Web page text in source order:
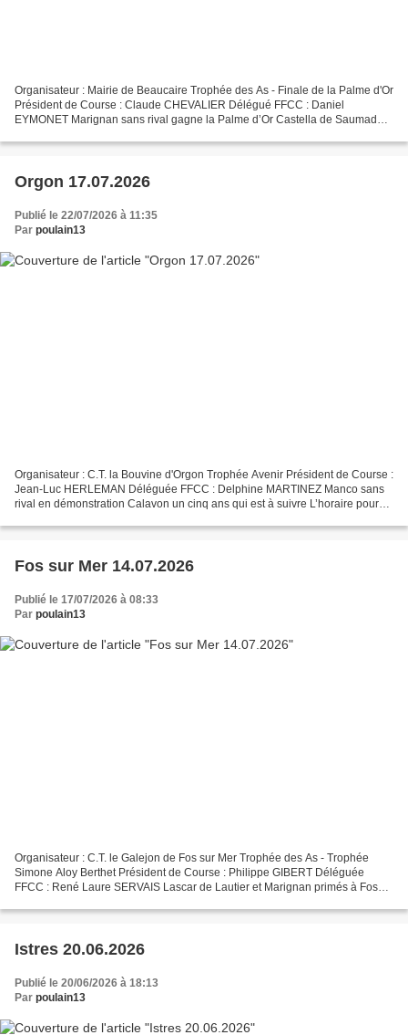
Organisateur : Mairie de Beaucaire Trophée des As - Finale de la Palme d'Or
Président de Course : Claude CHEVALIER Délégué FFCC : Daniel
EYMONET Marignan sans rival gagne la Palme d’Or Castella de Saumade
Orgon 17.07.2026
Publié le 22/07/2026 à 11:35
Par poulain13
Organisateur : C.T. la Bouvine d'Orgon Trophée Avenir Président de Course :
Jean-Luc HERLEMAN Déléguée FFCC : Delphine MARTINEZ Manco sans
rival en démonstration Calavon un cinq ans qui est à suivre L’horaire pour
Fos sur Mer 14.07.2026
Publié le 17/07/2026 à 08:33
Par poulain13
Organisateur : C.T. le Galejon de Fos sur Mer Trophée des As - Trophée
Simone Aloy Berthet Président de Course : Philippe GIBERT Déléguée
FFCC : René Laure SERVAIS Lascar de Lautier et Marignan primés à Fos
Istres 20.06.2026
Publié le 20/06/2026 à 18:13
Par poulain13